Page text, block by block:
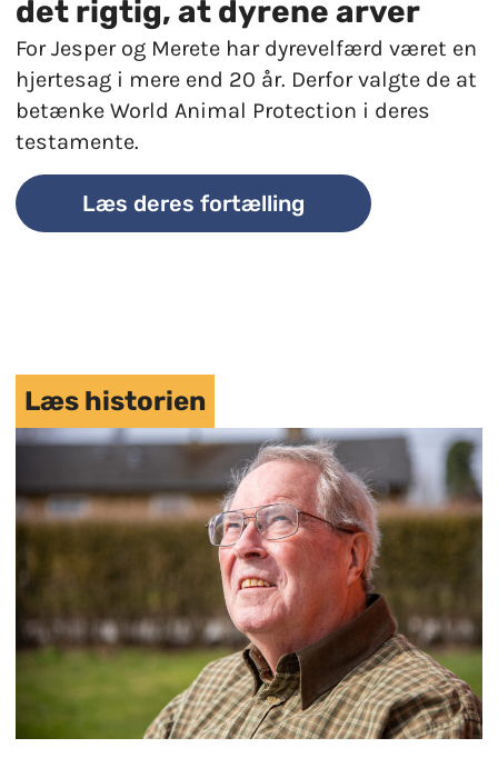
det rigtig, at dyrene arver
For Jesper og Merete har dyrevelfærd været en
hjertesag i mere end 20 år. Derfor valgte de at
betænke World Animal Protection i deres
testamente.
Læs deres fortælling
Læs historien